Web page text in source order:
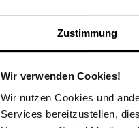
Zustimmung
Wir verwenden Cookies!
Wir nutzen Cookies und
Services bereitzustellen,